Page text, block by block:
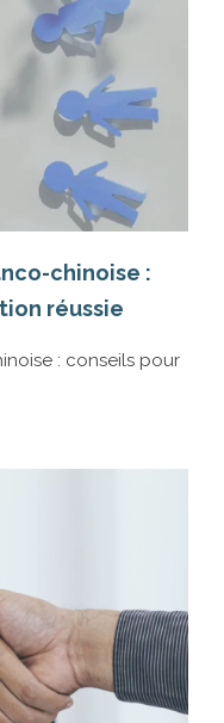
chinoise :
réussie
: conseils pour